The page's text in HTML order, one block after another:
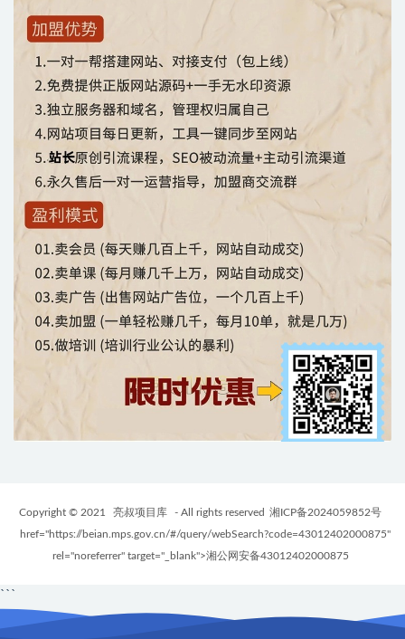
Copyright © 2021 亮叔项目库 - All rights reserved 湘ICP备2024059852号
href="https://beian.mps.gov.cn/#/query/webSearch?code=43012402000875"
rel="noreferrer" target="_blank">湘公网安备43012402000875
```